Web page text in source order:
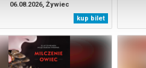
06.08.2026, Żywiec
kup bilet